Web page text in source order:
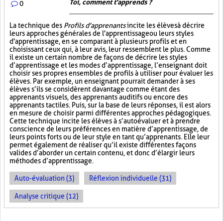
0 Toi, comment t'apprends ?
La technique des Profils d'apprenantsincite les élèves à décrire
leurs approches générales de l'apprentissage ou leurs styles
d'apprentissage, en se comparant à plusieurs profils et en
choisissant ceux qui, à leur avis, leur ressemblent le plus. Comme
il existe un certain nombre de façons de décrire les styles
d’apprentissage et les modes d’apprentissage, l’enseignant doit
choisir ses propres ensembles de profils à utiliser pour évaluer les
élèves. Par exemple, un enseignant pourrait demander à ses
élèves s’ils se considèrent davantage comme étant des
apprenants visuels, des apprenants auditifs ou encore des
apprenants tactiles. Puis, sur la base de leurs réponses, il est alors
en mesure de choisir parmi différentes approches pédagogiques.
Cette technique incite les élèves à s’autoévaluer et à prendre
conscience de leurs préférences en matière d’apprentissage, de
leurs points forts ou de leur style en tant qu’apprenants. Elle leur
permet également de réaliser qu’il existe différentes façons
valides d’aborder un certain contenu, et donc d’élargir leurs
méthodes d’apprentissage.
Auto-évaluation (3) Réflexion individuelle (31)
Analyse critique (12)